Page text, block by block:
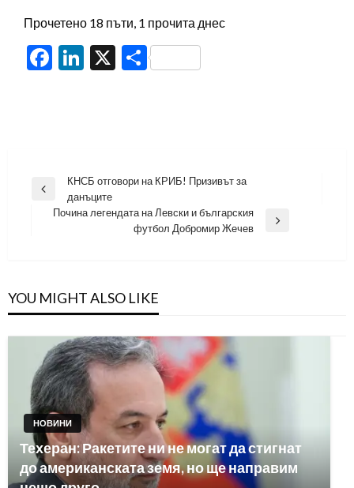
Прочетено 18 пъти, 1 прочита днес
Facebook
LinkedIn
X Share
Навигация
Previous
КНСБ отговори на КРИБ! Призивът за
данъците
Почина легендата на Левски и българския
футбол Добромир Жечев
YOU MIGHT ALSO LIKE
НОВИНИ
Техеран: Ракетите ни не могат да стигнат
до американската земя, но ще направим